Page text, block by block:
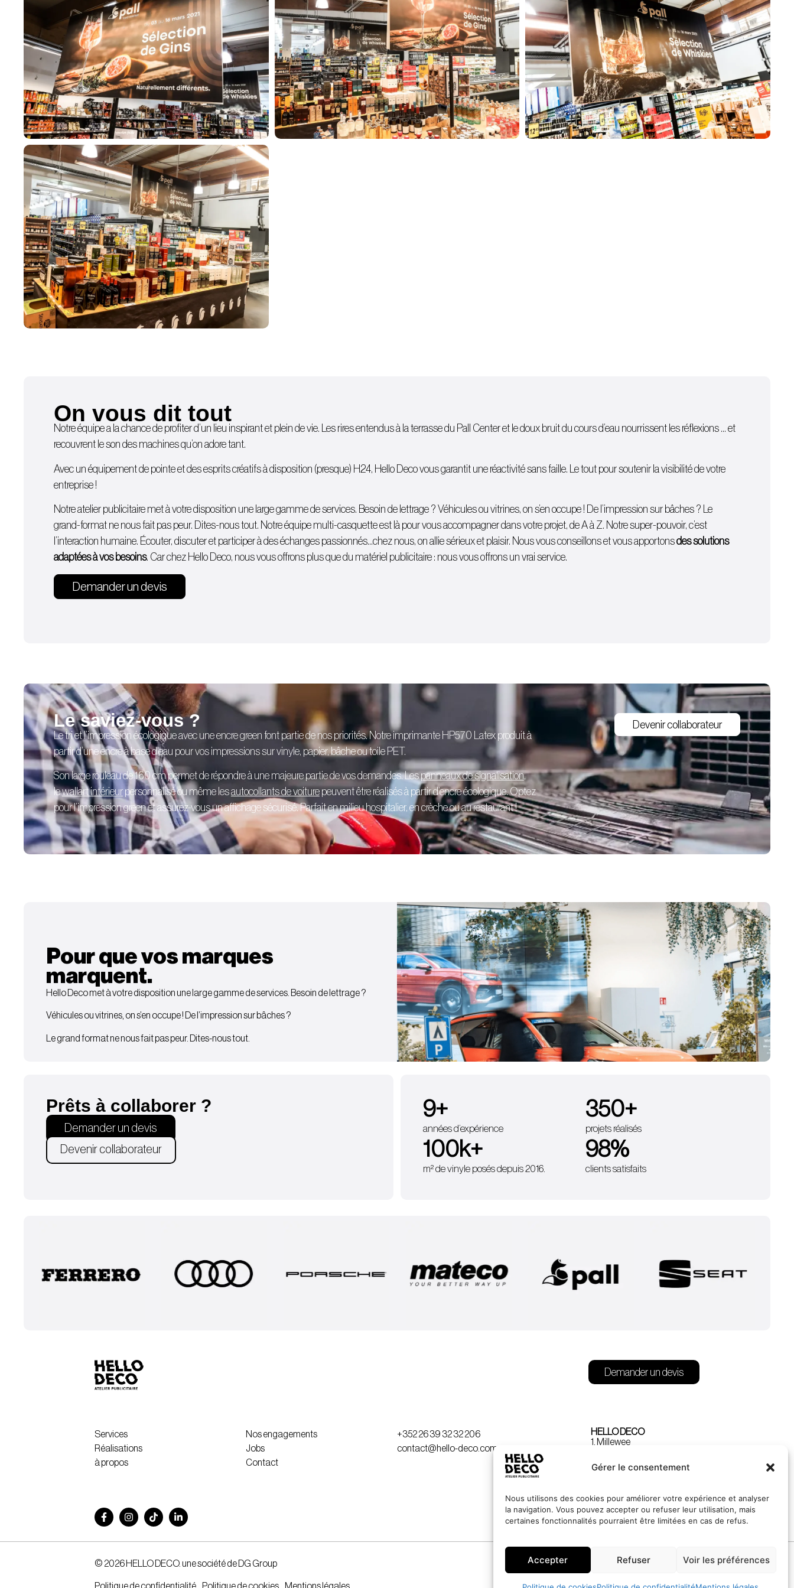
Gérer le consentement
Nous utilisons des cookies pour améliorer votre expérience et analyser
la navigation. Vous pouvez accepter ou refuser leur utilisation, mais
certaines fonctionnalités pourraient être limitées en cas de refus.
Accepter Refuser Voir les préférences
On vous dit tout
Notre équipe a la chance de profiter d’un lieu inspirant et plein de vie. Les rires entendus à la terrasse du Pall Center et le doux bruit du cours d’eau nourrissent les réflexions … et
recouvrent le son des machines qu’on adore tant.
Avec un équipement de pointe et des esprits créatifs à disposition (presque) H24, Hello Deco vous garantit une réactivité sans faille. Le tout pour soutenir la visibilité de votre
entreprise !
Notre atelier publicitaire met à votre disposition une large gamme de services. Besoin de lettrage ? Véhiculesou vitrines, on s’en occupe ! De l’impression sur bâches ? Le
grand-format ne nous fait pas peur. Dites-nous tout. Notre équipe multi-casquette est là pour vous accompagner dans votre projet, de A à Z. Notre super-pouvoir, c’est
l’interaction humaine. Écouter, discuter et participer à des échanges passionnés…chez nous, on allie sérieux et plaisir. Nous vous conseillons et vous apportonsdes solutions
adaptées à vos besoins. Car chez Hello Deco, nous vous offrons plus que du matériel publicitaire : nous vous offrons un vrai service.
Demander un devis
Le saviez-vous ?
Le tri et l’impression écologique avec une encre green font partie de nos priorités. Notre imprimante HP570 Latex produit à
partir d’une encre à base d’eau pour vos impressions sur vinyle, papier, bâche ou toile PET.
Son large rouleau de 160 cm permet de répondre à une majeure partie de vos demandes. Lespanneaux de signalisation,
lewallart intérieurpersonnaliséou même lesautocollants de voiturepeuvent être réalisés à partir d’encre écologique. Optez
pour l’impression green et assurez-vous un affichage sécurisé. Parfait en milieu hospitalier, en crèche ou au restaurant !
Devenir collaborateur
Pour que vos marques
marquent.
Hello Deco met à votre disposition une large gamme de services. Besoin de lettrage ?
Véhicules ou vitrines, on s’en occupe ! De l’impression sur bâches ?
Le grand format ne nous fait pas peur. Dites-nous tout.
Prêts à collaborer ?
Demander un devis
Devenir collaborateur
années d’expérience
9+
projets réalisés
350+
m² de vinyle posés depuis 2016.
100k+
clients satisfaits
98%
Demander un devis
Services
Réalisations
à propos
Nos engagements
Jobs
Contact
+352 26 39 32 32 206
contact@hello-deco.com
HELLO DECO
1, Millewee
Luxembourg
© 2026 HELLO DECO. une société de DG Group Site réalisé par LINC